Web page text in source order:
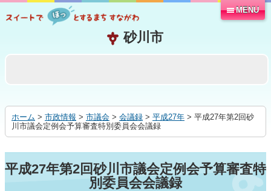
る
MENU
ホーム > 市政情報 > 市議会 > 会議録 > 平成27年 > 平成27年第2回砂
川市議会定例会予算審査特別委員会会議録
平成27年第2回砂川市議会定例会予算審査特
別委員会会議録